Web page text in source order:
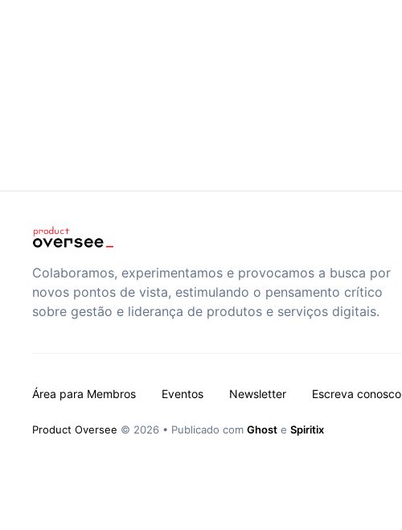
Colaboramos, experimentamos e provocamos a busca por
novos pontos de vista, estimulando o pensamento crítico
sobre gestão e liderança de produtos e serviços digitais.
Área para Membros Eventos Newsletter Escreva conosco
Product Oversee © 2026 • Publicado com Ghost e Spiritix